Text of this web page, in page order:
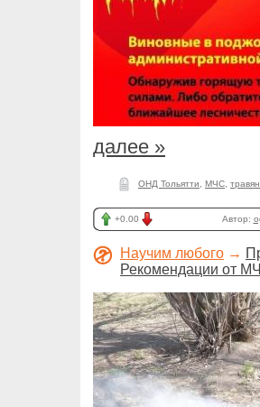
далее »
ОНД Тольятти МЧС
+0.00 Автор:
Научим любого →
Рекомендации от